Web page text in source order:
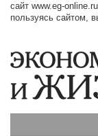
сайт www.eg-
пользуясь сайтом,